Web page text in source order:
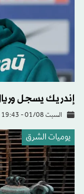
إندريك يسجل
السبت 01/08 - 19:43
يوميات الشرق